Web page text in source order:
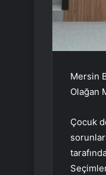
Mersin
Olağan
Çocuk